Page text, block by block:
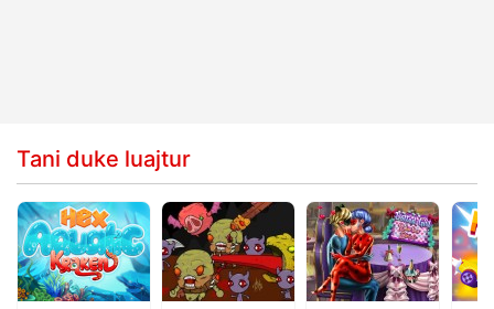
Tani duke luajtur